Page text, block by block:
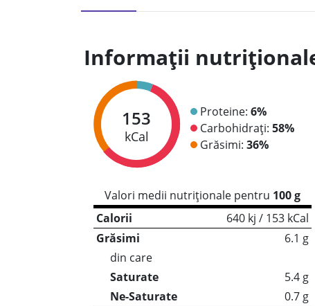
Informații
153
kCal
Proteine: 6%
Carbohidrați: 58%
Grăsimi: 36%
Valori medii nutriționale pentru 100 g
Calorii
640 kj / 153 kCal
Grăsimi
6.1 g
din care
Saturate
5.4 g
Ne-Saturate
0.7 g